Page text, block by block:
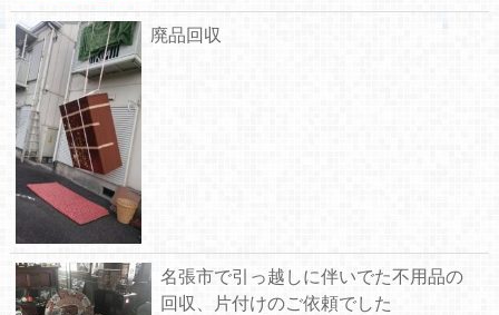
廃品回収
名張市で引っ越しに伴いでた不用品の
回収、片付けのご依頼でした